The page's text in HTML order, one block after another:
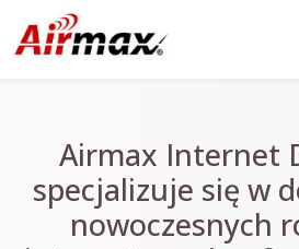
Airmax Internet
specjalizuje się w
nowoczesnych